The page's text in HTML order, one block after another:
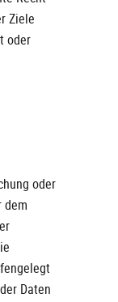
Ziele
oder
oder
dem
Daten